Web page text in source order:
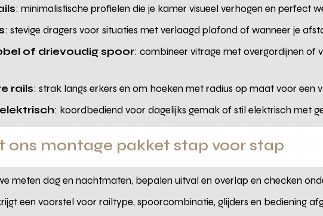
: minimalistische profielen die je kamer visueel verhogen en perfect
: stevige dragers voor situaties met verlaagd plafond of wanneer je
of drievoudig spoor: combineer vitrage met overgordijnen of
rails: strak langs erkers en om hoeken met radius op maat voor een
: koordbediend voor dagelijks gemak of stil elektrisch met
ons montage pakket stap voor stap
meten dag en nachtmaten, bepalen uitval en overlap en checken
een voorstel voor railtype, spoorcombinatie, glijders en bediening